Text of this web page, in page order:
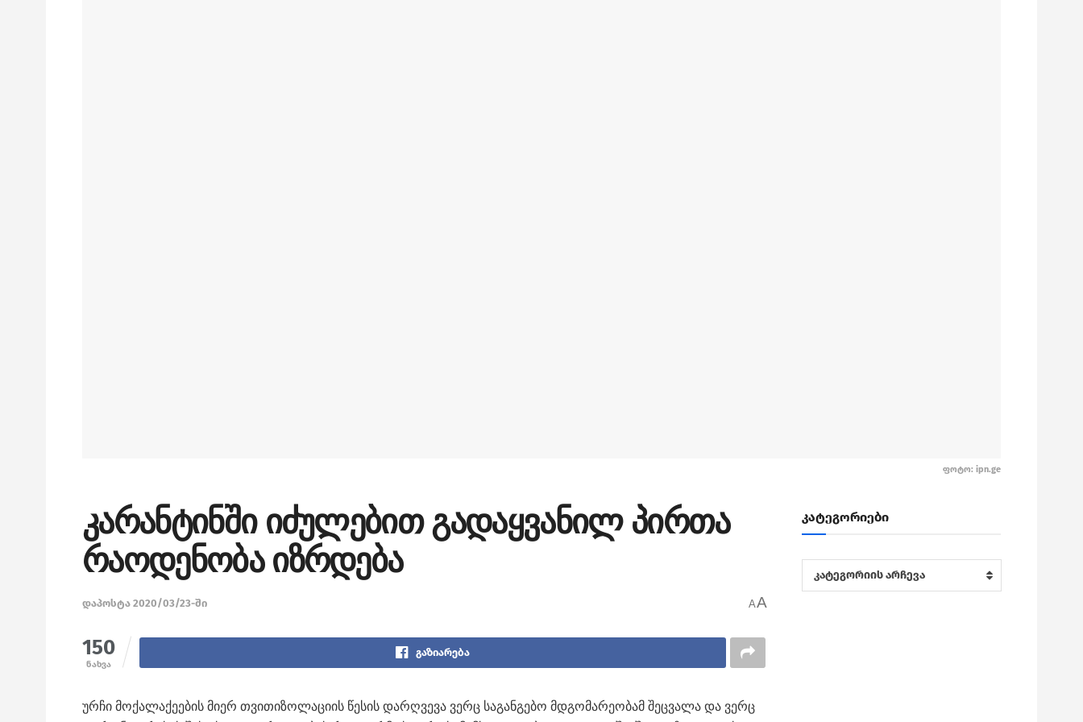
ფოტო: ipn.ge
კარანტინში იძულებით გადაყვანილ პირთა
რაოდენობა იზრდება
დაპოსტა 2020/03/23-ში AA
150
ნახვა
გაზიარება
ურჩი მოქალაქეების მიერ თვითიზოლაციის წესის დარღვევა ვერც საგანგებო მდგომარეობამ შეცვალა და ვერც
კატეგორიები
კატეგორიები
კატეგორიის არჩევა